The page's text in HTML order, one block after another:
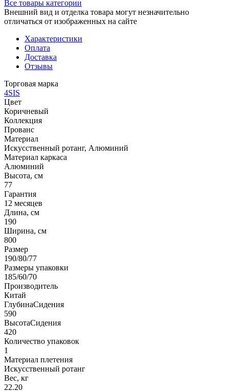
Все товары категории
Внешний вид и отделка товара могут незначительно
отличаться от изображенных на сайте
Характеристики
Оплата
Доставка
Отзывы
Торговая марка
4SIS
Цвет
Коричневый
Коллекция
Прованс
Материал
Искусственный ротанг, Алюминий
Материал каркаса
Алюминий
Высота, см
77
Гарантия
12 месяцев
Длина, см
190
Ширина, см
800
Размер
190/80/77
Размеры упаковки
185/60/70
Производитель
Китай
ГлубинаСидения
590
ВысотаСидения
420
Количество упаковок
1
Материал плетения
Искусственный ротанг
Вес, кг
22.20